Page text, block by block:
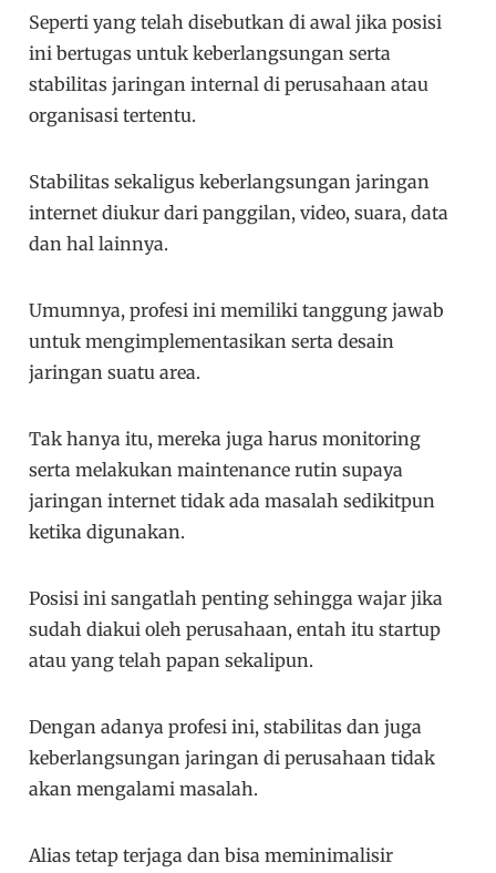
Seperti yang telah disebutkan di awal jika posisi
ini bertugas untuk keberlangsungan serta
stabilitas jaringan internal di perusahaan atau
organisasi tertentu.
Stabilitas sekaligus keberlangsungan jaringan
internet diukur dari panggilan, video, suara, data
dan hal lainnya.
Umumnya, profesi ini memiliki tanggung jawab
untuk mengimplementasikan serta desain
jaringan suatu area.
Tak hanya itu, mereka juga harus monitoring
serta melakukan maintenance rutin supaya
jaringan internet tidak ada masalah sedikitpun
ketika digunakan.
Posisi ini sangatlah penting sehingga wajar jika
sudah diakui oleh perusahaan, entah itu startup
atau yang telah papan sekalipun.
Dengan adanya profesi ini, stabilitas dan juga
keberlangsungan jaringan di perusahaan tidak
akan mengalami masalah.
Alias tetap terjaga dan bisa meminimalisir